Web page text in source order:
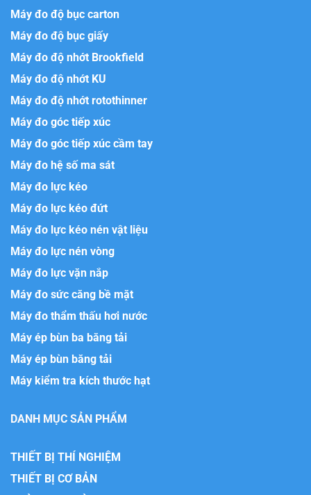
Máy đo độ bục carton
Máy đo độ bục giấy
Máy đo độ nhớt Brookfield
Máy đo độ nhớt KU
Máy đo độ nhớt rotothinner
Máy đo góc tiếp xúc
Máy đo góc tiếp xúc cầm tay
Máy đo hệ số ma sát
Máy đo lực kéo
Máy đo lực kéo đứt
Máy đo lực kéo nén vật liệu
Máy đo lực nén vòng
Máy đo lực vặn nắp
Máy đo sức căng bề mặt
Máy đo thẩm thấu hơi nước
Máy ép bùn ba băng tải
Máy ép bùn băng tải
Máy kiểm tra kích thước hạt
DANH MỤC SẢN PHẨM
THIẾT BỊ THÍ NGHIỆM
THIẾT BỊ CƠ BẢN